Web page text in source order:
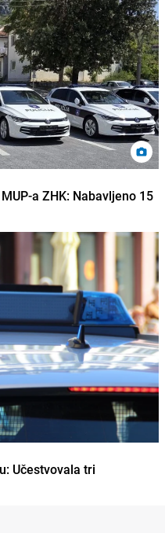
a ZHK: Nabavljeno 15
Učestvovala tri